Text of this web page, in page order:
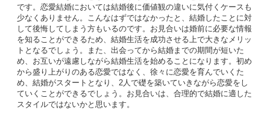
です。恋愛結婚においては結婚後に価値観の違いに気付くケースも
少なくありません。こんなはずではなかったと、結婚したことに対
して後悔してしまう方もいるのです。お見合いは婚前に必要な情報
を知ることができるため、結婚生活を成功させる上で大きなメリッ
トとなるでしょう。また、出会ってから結婚までの期間が短いた
め、お互いが遠慮しながら結婚生活を始めることになります。初め
から盛り上がりのある恋愛ではなく、徐々に恋愛を育んでいくた
め、結婚がスタートとなり、2人で礎を築いていきながら恋愛をし
ていくことができるでしょう。お見合いは、合理的で結婚に適した
スタイルではないかと思います。